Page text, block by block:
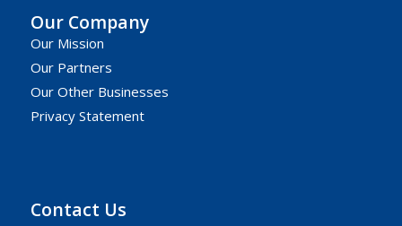
Our Company
Our Mission
Our Partners
Our Other Businesses
Privacy Statement
Contact Us